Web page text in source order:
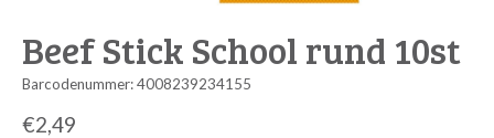
Beef Stick School rund 10st
Barcodenummer: 4008239234155
€2,49